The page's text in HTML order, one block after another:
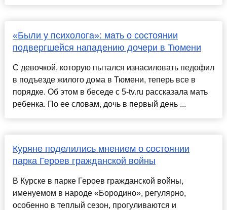
«Были у психолога»: мать о состоянии
подвергшейся нападению дочери в Тюмени
С девочкой, которую пытался изнасиловать педофил
в подъезде жилого дома в Тюмени, теперь все в
порядке. Об этом в беседе с 5-tv.ru рассказала мать
ребенка. По ее словам, дочь в первый день ...
Куряне поделились мнением о состоянии
парка Героев гражданской войны
В Курске в парке Героев гражданской войны,
именуемом в народе «Бородино», регулярно,
особенно в теплый сезон, прогуливаются и